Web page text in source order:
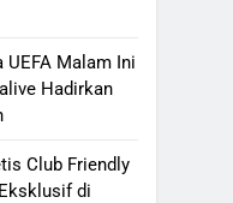
UEFA Malam Ini
Hadirkan
Club Friendly
di